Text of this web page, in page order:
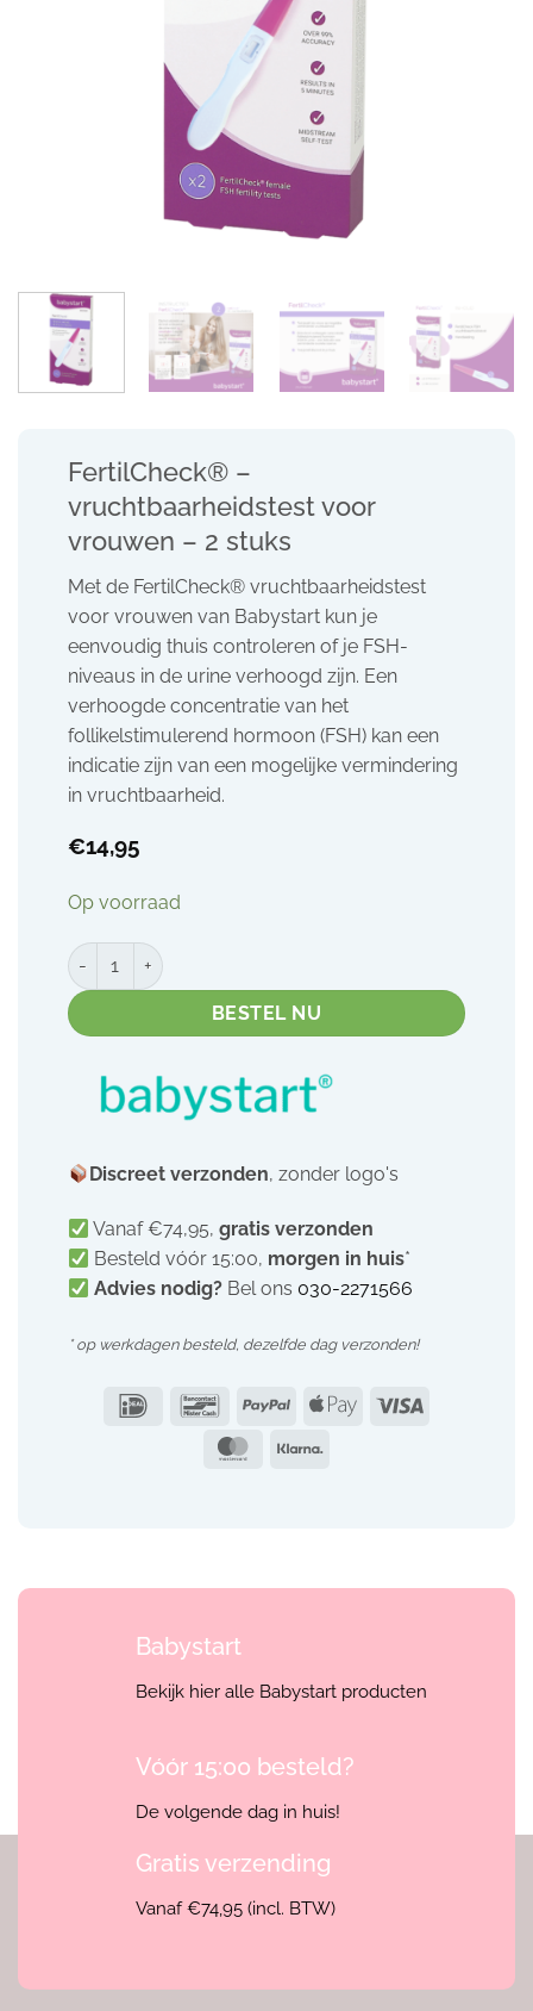
FertilCheck® –
vruchtbaarheidstest voor
vrouwen – 2 stuks
Met de FertilCheck® vruchtbaarheidstest
voor vrouwen van Babystart kun je
eenvoudig thuis controleren of je FSH-
niveaus in de urine verhoogd zijn. Een
verhoogde concentratie van het
follikelstimulerend hormoon (FSH) kan een
indicatie zijn van een mogelijke vermindering
in vruchtbaarheid.
€14,95
Op voorraad
FertilCheck® - vruchtbaarheidstest voor vrouwen - 2 stuks
BESTEL NU
Discreet verzonden, zonder logo's
Vanaf €74,95,gratis verzonden
Besteld vóór 15:00, morgen in huis*
Advies nodig? Bel ons 030-2271566
* op werkdagen besteld, dezelfde dag verzonden!
IDeal Bancontact
PayPal Apple
Visa
MasterCard
Klarna
Babystart
Bekijk hier alle Babystart producten
Vóór 15:00 besteld?
De volgende dag in huis!
Gratis verzending
Vanaf €74,95 (incl. BTW)